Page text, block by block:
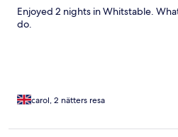
Enjoyed 2 nights in Whitstable.
do.
carol, 2 nätters resa